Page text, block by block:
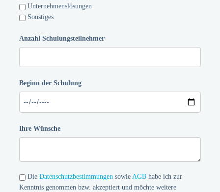
Unternehmenslösungen
Sonstiges
Anzahl Schulungsteilnehmer
Beginn der Schulung
Ihre Wünsche
Die Datenschutzbestimmungensowie AGBhabe ich zur
Kenntnis genommen bzw. akzeptiert und möchte weitere